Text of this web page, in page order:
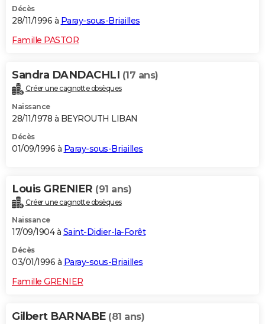
Décès
28/11/1996 à Paray-sous-Briailles
Famille PASTOR
Sandra DANDACHLI (17 ans)
Créer une cagnotte obsèques
Naissance
28/11/1978 à BEYROUTH LIBAN
Décès
01/09/1996 à Paray-sous-Briailles
Louis GRENIER (91 ans)
Créer une cagnotte obsèques
Naissance
17/09/1904 à Saint-Didier-la-Forêt
Décès
03/01/1996 à Paray-sous-Briailles
Famille GRENIER
Gilbert BARNABE (81 ans)